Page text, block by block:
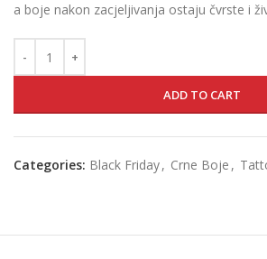
a boje nakon zacjeljivanja ostaju čvrste i
ADD TO CART
Categories: Black Friday, Crne Boje ,